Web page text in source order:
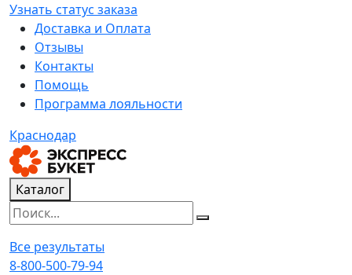
Узнать статус заказа
Доставка и Оплата
Отзывы
Контакты
Помощь
Программа лояльности
Краснодар
Каталог
Все результаты
8-800-500-79-94